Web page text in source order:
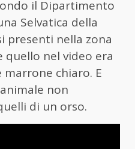
il Dipartimento
Selvatica della
presenti nella zona
nel video era
chiaro. E
non
di un orso.